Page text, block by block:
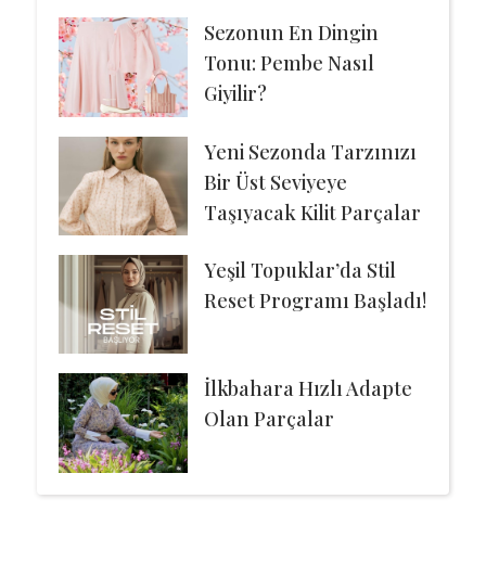
Sezonun En Dingin
Tonu: Pembe Nasıl
Giyilir?
Yeni Sezonda Tarzınızı
Bir Üst Seviyeye
Taşıyacak Kilit Parçalar
Yeşil Topuklar’da Stil
Reset Programı Başladı!
İlkbahara Hızlı Adapte
Olan Parçalar